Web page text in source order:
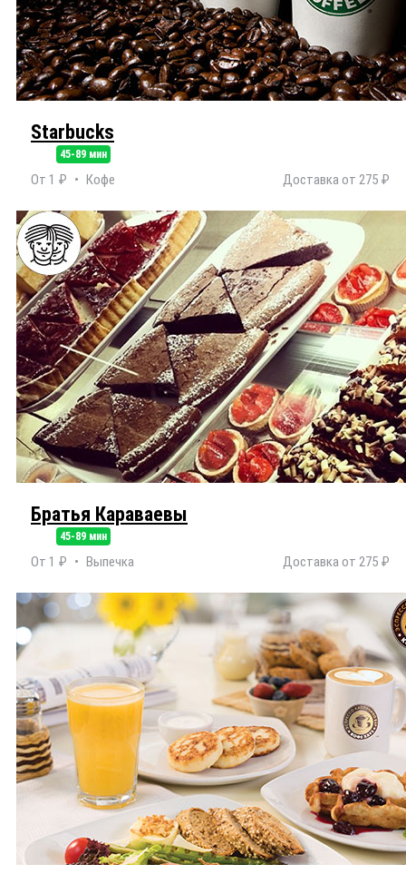
Starbucks
45-89 мин
От 1 ₽ Кофе Доставка от 275 ₽
Братья Караваевы
45-89 мин
От 1 ₽ Выпечка Доставка от 275 ₽